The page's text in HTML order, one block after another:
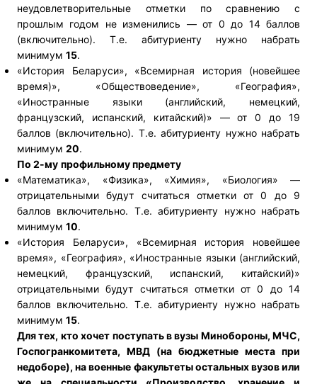
неудовлетворительные отметки по сравнению с
прошлым годом не изменились — от 0 до 14 баллов
(включительно). Т.е. абитуриенту нужно набрать
минимум 15.
«История Беларуси», «Всемирная история (новейшее
время)», «Обществоведение», «География»,
«Иностранные языки (английский, немецкий,
французский, испанский, китайский)» — от 0 до 19
баллов (включительно). Т.е. абитуриенту нужно набрать
минимум 20.
По 2-му профильному предмету
«Математика», «Физика», «Химия», «Биология» —
отрицательными будут считаться отметки от 0 до 9
баллов включительно. Т.е. абитуриенту нужно набрать
минимум 10.
«История Беларуси», «Всемирная история новейшее
время», «География», «Иностранные языки (английский,
немецкий, французский, испанский, китайский)»
отрицательными будут считаться отметки от 0 до 14
баллов включительно. Т.е. абитуриенту нужно набрать
минимум 15.
Для тех, кто хочет поступать в вузы Минобороны, МЧС,
Госпогранкомитета, МВД (на бюджетные места при
недоборе), на военные факультеты остальных вузов или